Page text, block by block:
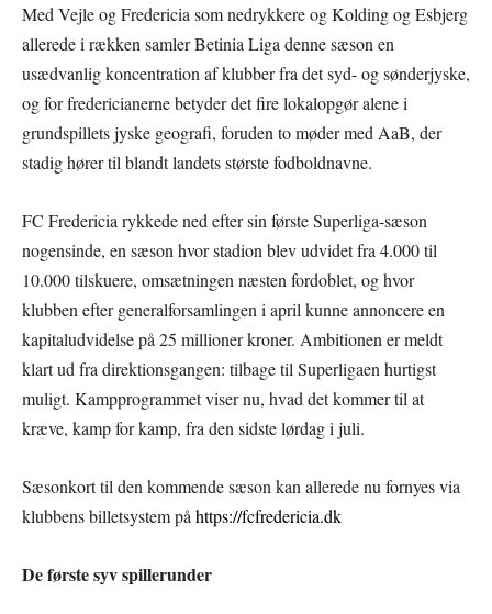
Med Vejle og Fredericia som nedrykkere og Kolding og Esbjerg
allerede i rækken samler Betinia Liga denne sæson en
usædvanlig koncentration af klubber fra det syd- og sønderjyske,
og for fredericianerne betyder det fire lokalopgør alene i
grundspillets jyske geografi, foruden to møder med AaB, der
stadig hører til blandt landets største fodboldnavne.
FC Fredericia rykkede ned efter sin første Superliga-sæson
nogensinde, en sæson hvor stadion blev udvidet fra 4.000 til
10.000 tilskuere, omsætningen næsten fordoblet, og hvor
klubben efter generalforsamlingen i april kunne annoncere en
kapitaludvidelse på 25 millioner kroner. Ambitionen er meldt
klart ud fra direktionsgangen: tilbage til Superligaen hurtigst
muligt. Kampprogrammet viser nu, hvad det kommer til at
kræve, kamp for kamp, fra den sidste lørdag i juli.
Sæsonkort til den kommende sæson kan allerede nu fornyes via
klubbens billetsystem på https://fcfredericia.dk
De første syv spillerunder